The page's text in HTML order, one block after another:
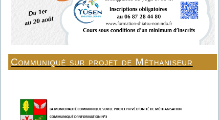
Communiqué sur projet de Méthaniseur